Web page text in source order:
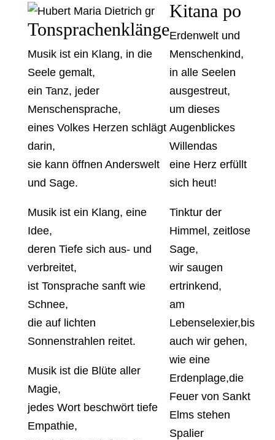
Tonsprachenklänge
Musik ist ein Klang, in die
Seele gemalt,
ein Tanz, jeder
Menschensprache,
eines Volkes Herzen schlägt
darin,
sie kann öffnen Anderswelt
und Sage.
Musik ist ein Klang, eine
Idee,
deren Tiefe sich aus- und
verbreitet,
ist Tonsprache sanft wie
Schnee,
die auf lichten
Sonnenstrahlen reitet.
Musik ist die Blüte aller
Magie,
jedes Wort beschwört tiefe
Empathie,
Kitana po
Erdenwelt und
Menschenkind,
in alle Seelen
ausgestreut,
um dieses
Augenblickes
Willendas
eine Herz erfüllt
sich heut!
Tinktur der
Himmel, zeitlose
Sage,
wir saugen
ertrinkend,
am
Lebenselexier,bis
auch wir gehen,
wie eine
Erdenplage,die
Feuer von Sankt
Elms stehen
Spalier